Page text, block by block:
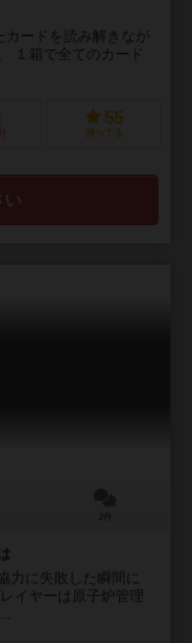
カードを読み解きなが
１箱で全てのカード
55
持ってる
い
力に失敗した瞬間に
イヤーは原子炉管理